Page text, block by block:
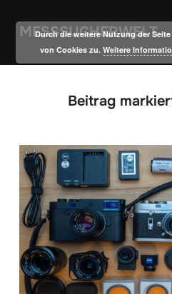
MESSSUCHERWELT
Beitrag
Durch die weitere Nutzung der
von Cookies zu.Weitere